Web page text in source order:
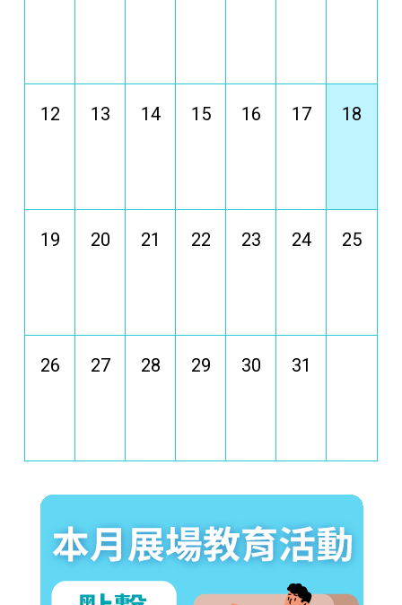
12 13 14 15 16 17 18
19 20 21 22 23 24 25
26 27 28 29 30 31